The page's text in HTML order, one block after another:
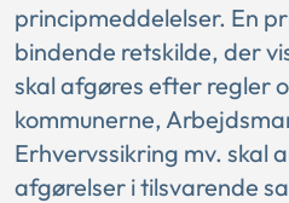
principmeddelelser. En
bindende retskilde, der
skal afgøres efter regler
kommunerne,
Erhvervssikring mv. skal
afgørelser i tilsvarende